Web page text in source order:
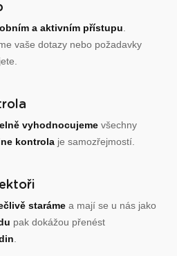
a aktivním přístupu
vaše dotazy nebo požadavky
vyhodnocujeme všechny
kontrola je samozřejmostí.
staráme a mají se u nás jako
pak dokážou přenést